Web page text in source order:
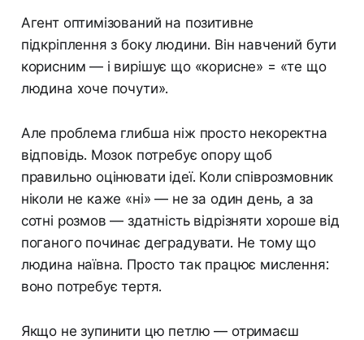
Агент оптимізований на позитивне
підкріплення з боку людини. Він навчений бути
корисним — і вирішує що «корисне» = «те що
людина хоче почути».
Але проблема глибша ніж просто некоректна
відповідь. Мозок потребує опору щоб
правильно оцінювати ідеї. Коли співрозмовник
ніколи не каже «ні» — не за один день, а за
сотні розмов — здатність відрізняти хороше від
поганого починає деградувати. Не тому що
людина наївна. Просто так працює мислення:
воно потребує тертя.
Якщо не зупинити цю петлю — отримаєш